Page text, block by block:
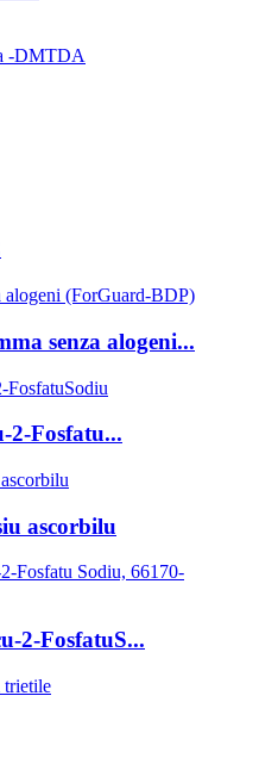
-DMTDA
senza alogeni...
2-Fosfatu...
ascorbilu
2-FosfatuS...